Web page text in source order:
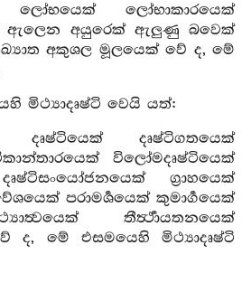
ලෝභාකාරයෙක්
ඇලෙන අයුරෙක් ඇලුණු බවෙක්
අකුශල මූලයෙක් වේ ද, මේ
මිථ්‍යාදෘෂ්ටි වෙයි යත්:
දෘෂ්ටිගතයෙක්
විලෝමදෘෂ්ටියෙක්
ග්‍රාහයෙක්
පරාමර්‍ශයෙක් කුමාර්‍ගයෙක්
තීර්‍ත්‍ථායතනයෙක්
ද, මේ එසමයෙහි මිථ්‍යාදෘෂ්ටි